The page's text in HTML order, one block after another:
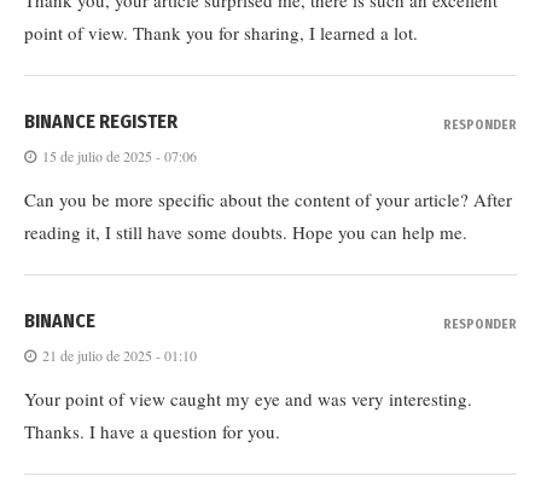
point of view. Thank you for sharing, I learned a lot.
BINANCE REGISTER
15 de julio de 2025 - 07:06
Can you be more specific about the content of your article? After
reading it, I still have some doubts. Hope you can help me.
RESPONDER
BINANCE
21 de julio de 2025 - 01:10
Your point of view caught my eye and was very interesting.
Thanks. I have a question for you.
RESPONDER